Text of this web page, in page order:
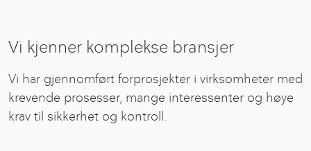
Vi kjenner komplekse bransjer
Vi har gjennomført forprosjekter i virksomheter med
krevende prosesser, mange interessenter og høye
krav til sikkerhet og kontroll.